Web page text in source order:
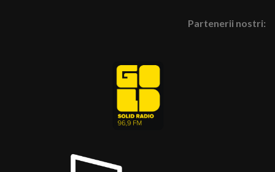
Partenerii nostri: